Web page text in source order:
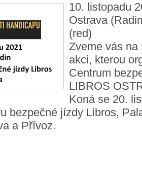
10. listopadu
Ostrava
(red)
Zveme vás na
akci, kterou
Centrum
LIBROS
Koná se 20.
bezpečné jízdy Libros,
a Přívoz.